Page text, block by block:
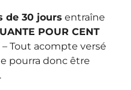
de 30 jours entraîne
POUR CENT
– Tout acompte versé
pourra donc être